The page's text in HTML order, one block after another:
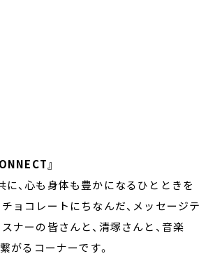
』
に、心も身体も豊かになるひとときを
ョコレートにちなんだ、メッセージテ
ナーの皆さんと、清塚さんと、音楽
がるコーナーです。